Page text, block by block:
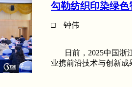
勾勒纺织印染绿色
□ 钟伟
日前，2025中国浙江
业携前沿技术与创新